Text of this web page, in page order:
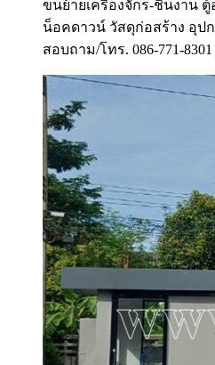
ขนย้ายเครื่องจักร-ชิ้นงาน
น็อคดาวน์ วัสดุก่อสร้าง อุป
สอบถาม/โทร. 086-771-